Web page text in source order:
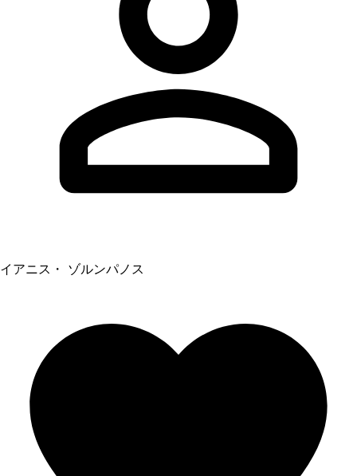
イアニス・ ゾルンパノス